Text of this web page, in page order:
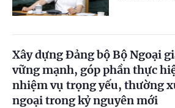
Xây dựng Đảng bộ Bộ Ngoại
vững mạnh, góp phần thực
nhiệm vụ trọng yếu, thường
ngoại trong kỷ nguyên mới